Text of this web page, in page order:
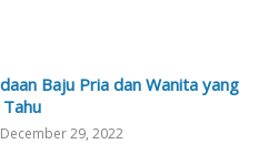
Baju Pria dan Wanita yang
December 29, 2022